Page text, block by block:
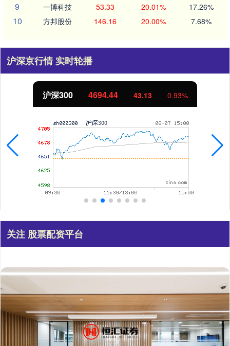
9 一博科技 53.33 20.01% 17.26%
10 方邦股份 146.16 20.00% 7.68%
沪深京行情 实时轮播
沪深300 4694.44 43.13 0.93%
关注 股票配资平台